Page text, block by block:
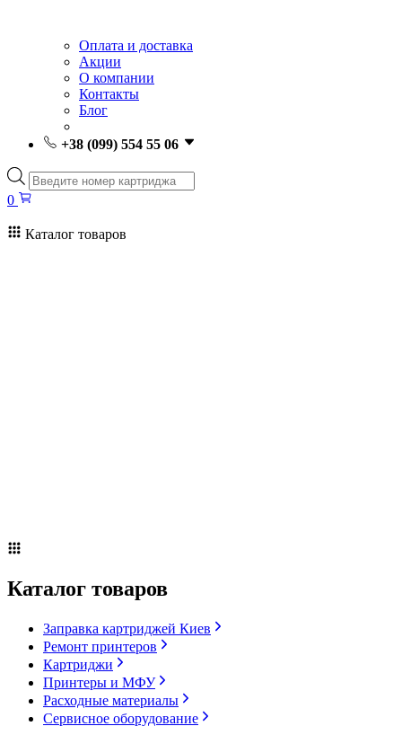
Оплата и доставка
Акции
О компании
Контакты
Блог
+38 (099) 554 55 06
Поиск
товаров
0
Каталог товаров
Каталог товаров
Заправка картриджей Киев
Ремонт принтеров
Картриджи
Принтеры и МФУ
Расходные материалы
Сервисное оборудование